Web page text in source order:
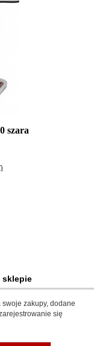
szara
sklepie
swoje zakupy, dodane
się